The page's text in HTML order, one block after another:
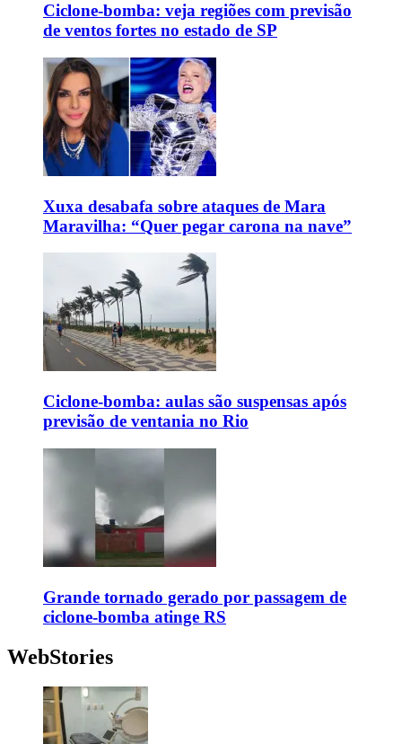
Ciclone-bomba: veja regiões com previsão
de ventos fortes no estado de SP
Xuxa desabafa sobre ataques de Mara
Maravilha: “Quer pegar carona na nave”
Ciclone-bomba: aulas são suspensas após
previsão de ventania no Rio
Grande tornado gerado por passagem de
ciclone-bomba atinge RS
WebStories